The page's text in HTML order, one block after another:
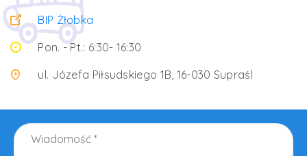
BIP Żłobka
Pon. - Pt.: 6:30- 16:30
ul. Józefa Piłsudskiego 1B, 16-030 Supraśl